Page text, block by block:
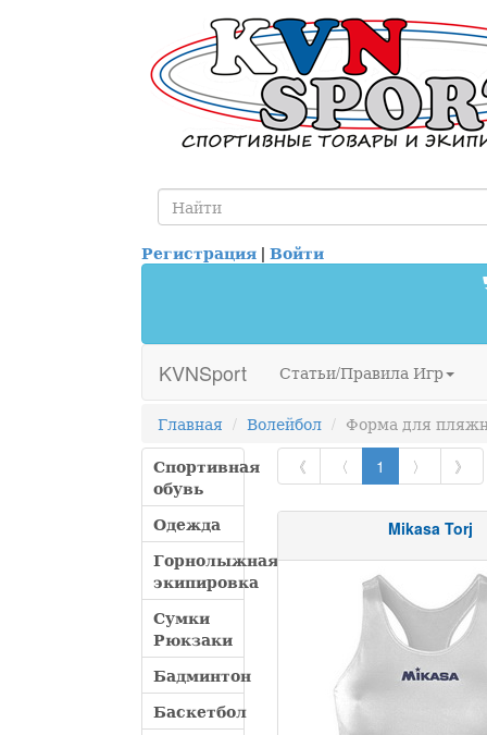
Регистрация | Войти
KVNSport Статьи/Правила Игр
Главная Волейбол
Форма для
Спортивная
обувь
Одежда
Горнолыжная
экипировка
Сумки
Рюкзаки
Бадминтон
Баскетбол
《 〈 1 〉 》
Mikasa Torj